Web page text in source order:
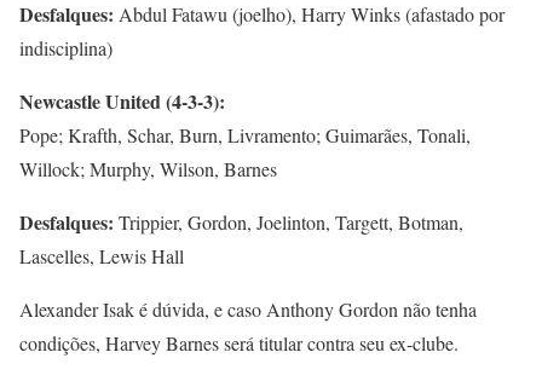
Desfalques: Abdul Fatawu (joelho), Harry Winks (afastado por
indisciplina)
Newcastle United (4-3-3):
Pope; Krafth, Schar, Burn, Livramento; Guimarães, Tonali,
Willock; Murphy, Wilson, Barnes
Desfalques: Trippier, Gordon, Joelinton, Targett, Botman,
Lascelles, Lewis Hall
Alexander Isak é dúvida, e caso Anthony Gordon não tenha
condições, Harvey Barnes será titular contra seu ex-clube.